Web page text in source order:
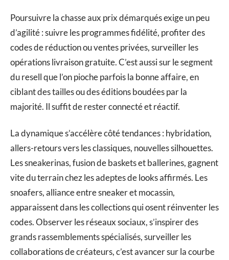
Poursuivre la chasse aux prix démarqués exige un peu
d’agilité : suivre les programmes fidélité, profiter des
codes de réduction ou ventes privées, surveiller les
opérations livraison gratuite. C’est aussi sur le segment
du resell que l’on pioche parfois la bonne affaire, en
ciblant des tailles ou des éditions boudées par la
majorité. Il suffit de rester connecté et réactif.
La dynamique s’accélère côté tendances : hybridation,
allers-retours vers les classiques, nouvelles silhouettes.
Les sneakerinas, fusion de baskets et ballerines, gagnent
vite du terrain chez les adeptes de looks affirmés. Les
snoafers, alliance entre sneaker et mocassin,
apparaissent dans les collections qui osent réinventer les
codes. Observer les réseaux sociaux, s’inspirer des
grands rassemblements spécialisés, surveiller les
collaborations de créateurs, c’est avancer sur la courbe